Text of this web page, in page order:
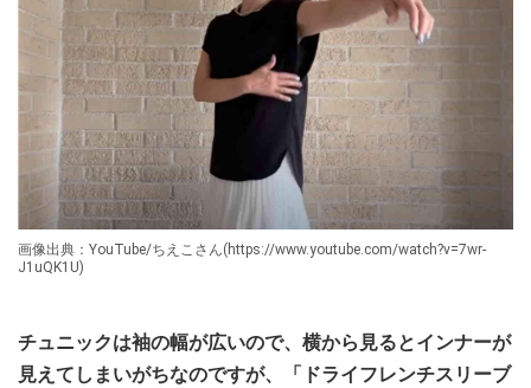
画像出典：YouTube/ちえこさん(https://www.youtube.com/watch?v=7wr-
J1uQK1U)
チュニックは袖の幅が広いので、横から見るとインナーが
見えてしまいがちなのですが、「ドライフレンチスリーブ